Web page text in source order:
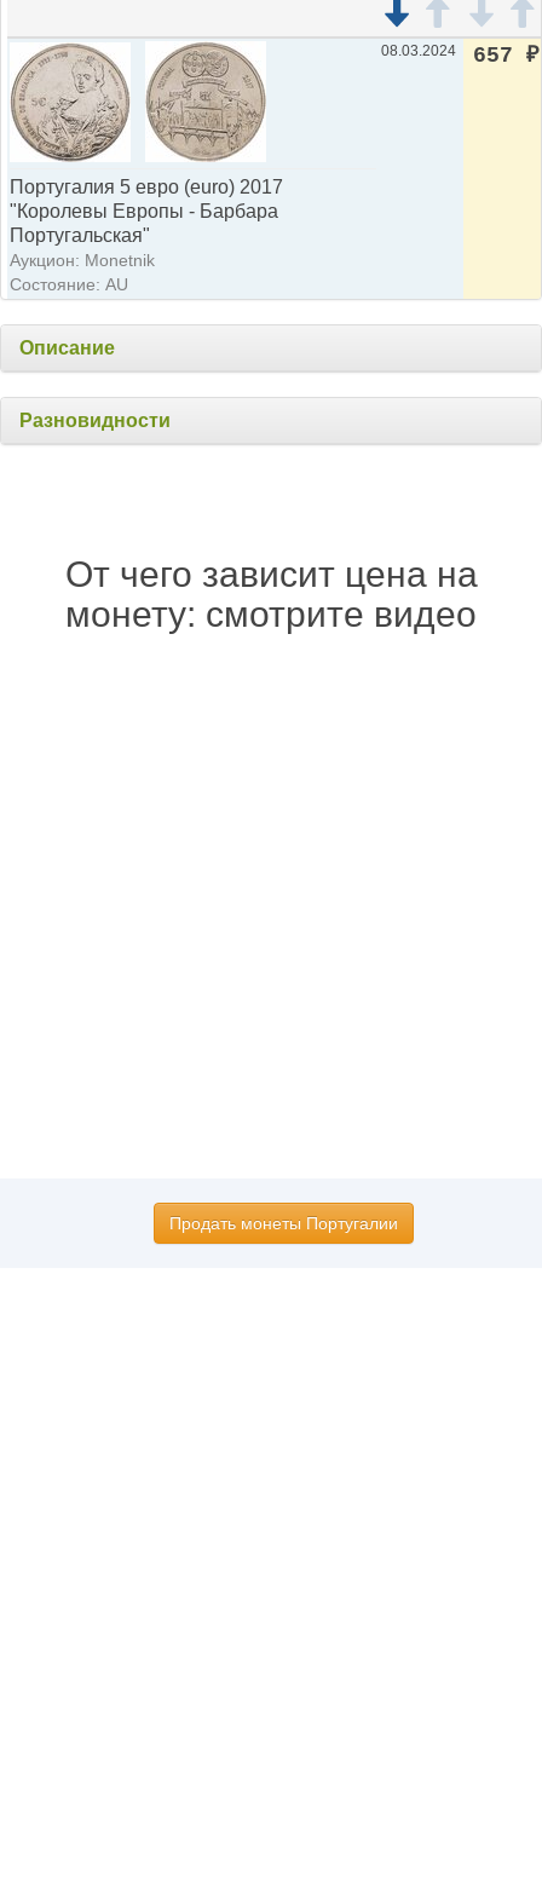
Португалия 5 евро (euro) 2017
"Королевы Европы - Барбара
Португальская"
Аукцион: Monetnik
Состояние: AU
08.03.2024 657 ₽
Описание
Разновидности
От чего зависит цена на
монету: смотрите видео
Продать монеты Португалии